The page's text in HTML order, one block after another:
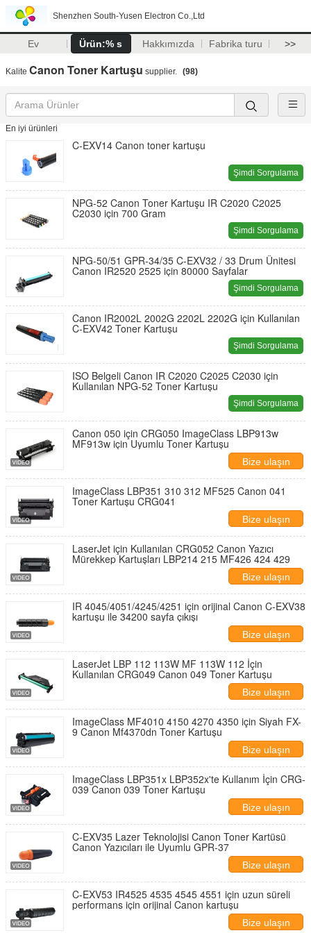
Shenzhen South-Yusen Electron Co.,Ltd
Ev Ürün:% s Hakkımızda Fabrika turu >>
Kalite Canon Toner Kartuşu supplier. (98)
En iyi ürünleri
C-EXV14 Canon toner kartuşu
Şimdi Sorgulama
NPG-52 Canon Toner Kartuşu IR C2020 C2025
C2030 için 700 Gram
Şimdi Sorgulama
NPG-50/51 GPR-34/35 C-EXV32 / 33 Drum Ünitesi
Canon IR2520 2525 için 80000 Sayfalar
Şimdi Sorgulama
Canon IR2002L 2002G 2202L 2202G için Kullanılan
C-EXV42 Toner Kartuşu
Şimdi Sorgulama
ISO Belgeli Canon IR C2020 C2025 C2030 için
Kullanılan NPG-52 Toner Kartuşu
Şimdi Sorgulama
Canon 050 için CRG050 ImageClass LBP913w
MF913w için Uyumlu Toner Kartuşu
Bize ulaşın
ImageClass LBP351 310 312 MF525 Canon 041
Toner Kartuşu CRG041
Bize ulaşın
LaserJet için Kullanılan CRG052 Canon Yazıcı
Mürekkep Kartuşları LBP214 215 MF426 424 429
Bize ulaşın
IR 4045/4051/4245/4251 için orijinal Canon C-EXV38
kartuşu ile 34200 sayfa çıkışı
Bize ulaşın
LaserJet LBP 112 113W MF 113W 112 İçin
Kullanılan CRG049 Canon 049 Toner Kartuşu
Bize ulaşın
ImageClass MF4010 4150 4270 4350 için Siyah FX-
9 Canon Mf4370dn Toner Kartuşu
Bize ulaşın
ImageClass LBP351x LBP352x'te Kullanım İçin CRG-
039 Canon 039 Toner Kartuşu
Bize ulaşın
C-EXV35 Lazer Teknolojisi Canon Toner Kartüsü
Canon Yazıcıları ile Uyumlu GPR-37
Bize ulaşın
C-EXV53 IR4525 4535 4545 4551 için uzun süreli
performans için orijinal Canon kartuşu
Bize ulaşın